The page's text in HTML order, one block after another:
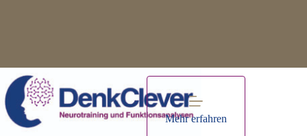
Mehr erfahren